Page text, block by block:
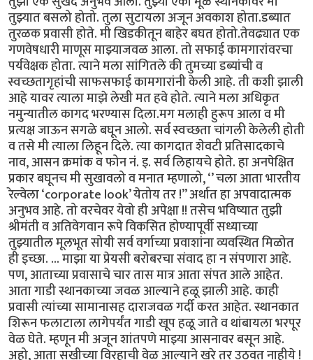
तुझ्यात बसलो होतो. तुला सुटायला अजून अवकाश होता.डब्यात
तुरळक प्रवासी होते. मी खिडकीतून बाहेर बघत होतो.तेवढ्यात एक
गणवेषधारी माणूस माझ्याजवळ आला. तो सफाई कामगारांवरचा
पर्यवेक्षक होता. त्याने मला सांगितले की तुमच्या डब्यांची व
स्वच्छतागृहांची साफसफाई कामगारांनी केली आहे. ती कशी झाली
आहे यावर त्याला माझे लेखी मत हवे होते. त्याने मला अधिकृत
नमुन्यातील कागद भरण्यास दिला.मग मलाही हुरूप आला व मी
प्रत्यक्ष जाऊन सगळे बघून आलो. सर्व स्वच्छता चांगली केलेली होती
व तसे मी त्याला लिहून दिले. त्या कागदात शेवटी प्रतिसादकाचे
नाव, आसन क्रमांक व फोन नं. इ. सर्व लिहायचे होते. हा अनपेक्षित
प्रकार बघूनच मी सुखावलो व मनात म्हणालो, ‘’ चला आता भारतीय
रेल्वेला ‘corporate look’ येतोय तर !” अर्थात हा अपवादात्मक
अनुभव आहे. तो वरचेवर येवो ही अपेक्षा !! तसेच भविष्यात तुझी
श्रीमंती व अतिवेगवान रूपे विकसित होण्यापूर्वी सध्याच्या
तुझ्यातील मूलभूत सोयी सर्व वर्गाच्या प्रवाशांना व्यवस्थित मिळोत
ही इच्छा. ... माझा या प्रेयसी बरोबरचा संवाद हा न संपणारा आहे.
पण, आताच्या प्रवासाचे चार तास मात्र आता संपत आले आहेत.
आता गाडी स्थानकाच्या जवळ आल्याने हळू झाली आहे. काही
प्रवासी त्यांच्या सामानासह दाराजवळ गर्दी करत आहेत. स्थानकात
शिरून फलाटाला लागेपर्यंत गाडी खूप हळू जाते व थांबायला भरपूर
वेळ घेते. म्हणून मी अजून शांतपणे माझ्या आसनावर बसून आहे.
अहो, आता सखीच्या विरहाची वेळ आल्याने खरे तर उठवत नाहीये !